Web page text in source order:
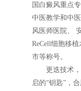
国白癜风重点
中医教学和中
风医师医院、
ReCell细胞移
市等称号。
更迭技术，
启的“钥匙”，